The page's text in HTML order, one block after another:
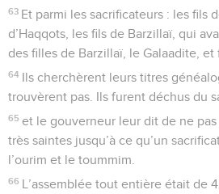
63 Et parmi les sacrificateurs : les fils
d’Haqqots, les fils de Barzillaï, qui
des filles de Barzillaï, le Galaadite, et
64 Ils cherchèrent leurs titres
trouvèrent pas. Ils furent déchus du
65 et le gouverneur leur dit de ne
très saintes jusqu’à ce qu’un
l’ourim et le toummim.
66 L’assemblée tout entière était de